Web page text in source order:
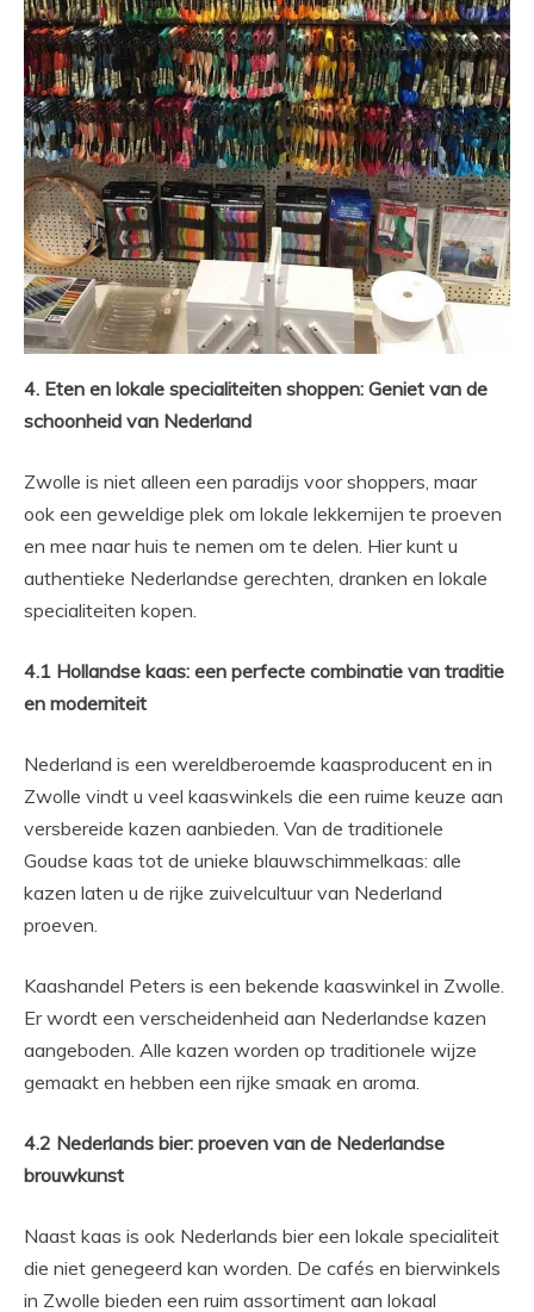
4. Eten en lokale specialiteiten shoppen: Geniet van de
schoonheid van Nederland
Zwolle is niet alleen een paradijs voor shoppers, maar
ook een geweldige plek om lokale lekkernijen te proeven
en mee naar huis te nemen om te delen. Hier kunt u
authentieke Nederlandse gerechten, dranken en lokale
specialiteiten kopen.
4.1 Hollandse kaas: een perfecte combinatie van traditie
en moderniteit
Nederland is een wereldberoemde kaasproducent en in
Zwolle vindt u veel kaaswinkels die een ruime keuze aan
versbereide kazen aanbieden. Van de traditionele
Goudse kaas tot de unieke blauwschimmelkaas: alle
kazen laten u de rijke zuivelcultuur van Nederland
proeven.
Kaashandel Peters is een bekende kaaswinkel in Zwolle.
Er wordt een verscheidenheid aan Nederlandse kazen
aangeboden. Alle kazen worden op traditionele wijze
gemaakt en hebben een rijke smaak en aroma.
4.2 Nederlands bier: proeven van de Nederlandse
brouwkunst
Naast kaas is ook Nederlands bier een lokale specialiteit
die niet genegeerd kan worden. De cafés en bierwinkels
in Zwolle bieden een ruim assortiment aan lokaal